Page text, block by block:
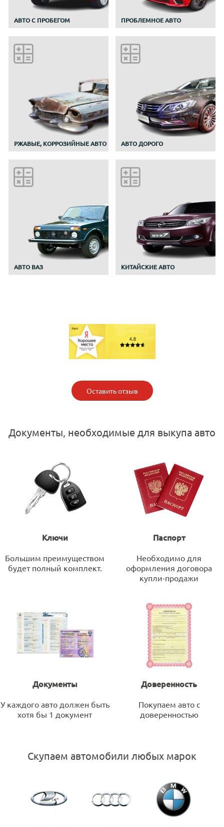
АВТО С ПРОБЕГОМ ПРОБЛЕМНОЕ АВТО
РЖАВЫЕ, КОРРОЗИЙНЫЕ АВТО АВТО ДОРОГО
АВТО ВАЗ КИТАЙСКИЕ АВТО
Оставить отзыв
Документы, необходимые для выкупа авто
Ключи
Большим преимуществом
будет полный комплект.
Паспорт
Необходимо для
оформления договора
купли-продажи
Документы
У каждого авто должен быть
хотя бы 1 документ
Доверенность
Покупаем авто с
доверенностью
Скупаем автомобили любых марок